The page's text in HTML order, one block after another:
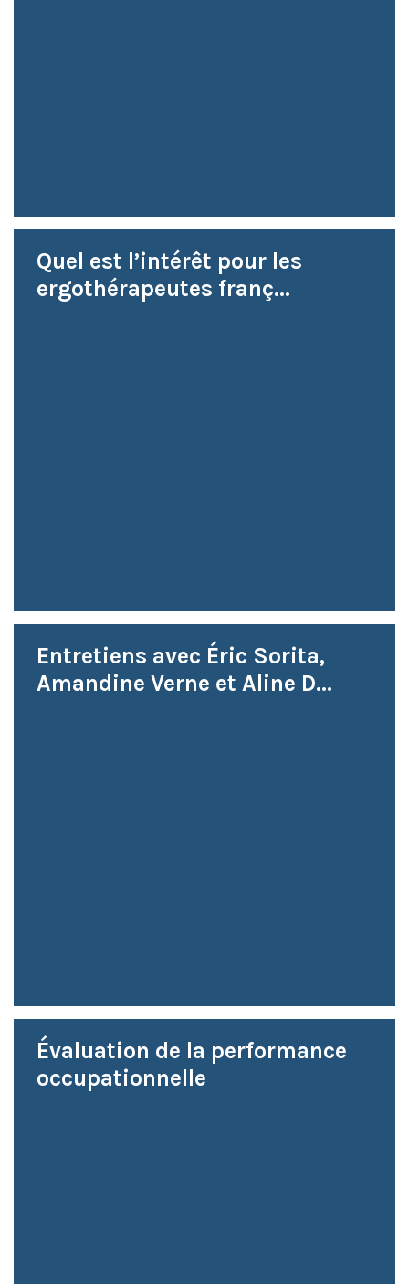
Quel est l’intérêt pour les
ergothérapeutes franç...
Entretiens avec Éric Sorita,
Amandine Verne et Aline D...
Évaluation de la performance
occupationnelle